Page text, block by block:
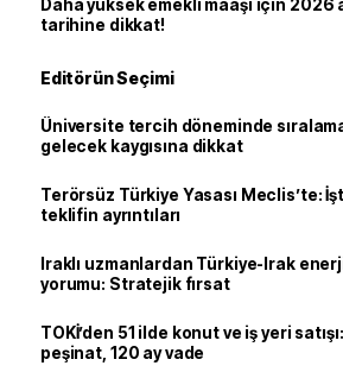
Daha yüksek emekli maaşı için 2026
tarihine dikkat!
Editörün Seçimi
Üniversite tercih döneminde
gelecek kaygısına dikkat
Terörsüz Türkiye Yasası Meclis’te:
teklifin ayrıntıları
Iraklı uzmanlardan Türkiye-Irak
yorumu: Stratejik fırsat
TOKİ’den 51 ilde konut ve iş yeri
peşinat, 120 ay vade